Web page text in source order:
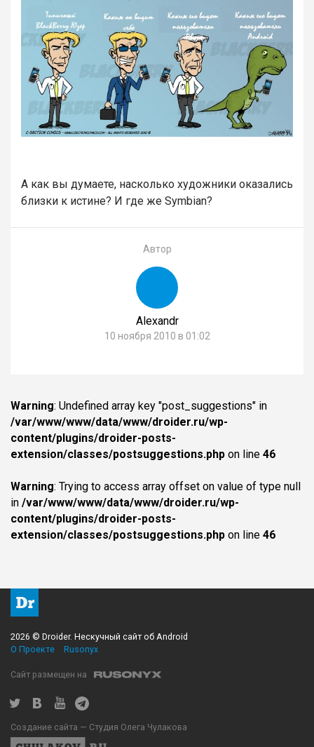
А как вы думаете, насколько художники оказались
близки к истине? И где же Symbian?
Автор
Alexandr
10 ноября 2010 в 01:02
Warning: Undefined array key "post_suggestions" in
/var/www/www/data/www/droider.ru/wp-
content/plugins/droider-posts-
extension/classes/postsuggestions.php on line 46
Warning: Trying to access array offset on value of type null
in /var/www/www/data/www/droider.ru/wp-
content/plugins/droider-posts-
extension/classes/postsuggestions.php on line 46
2026 © Droider. Нескучный сайт об Android
О Проекте
Rusonyx
Сайт размещен на
Создание сайта — Студия Олега Чулакова